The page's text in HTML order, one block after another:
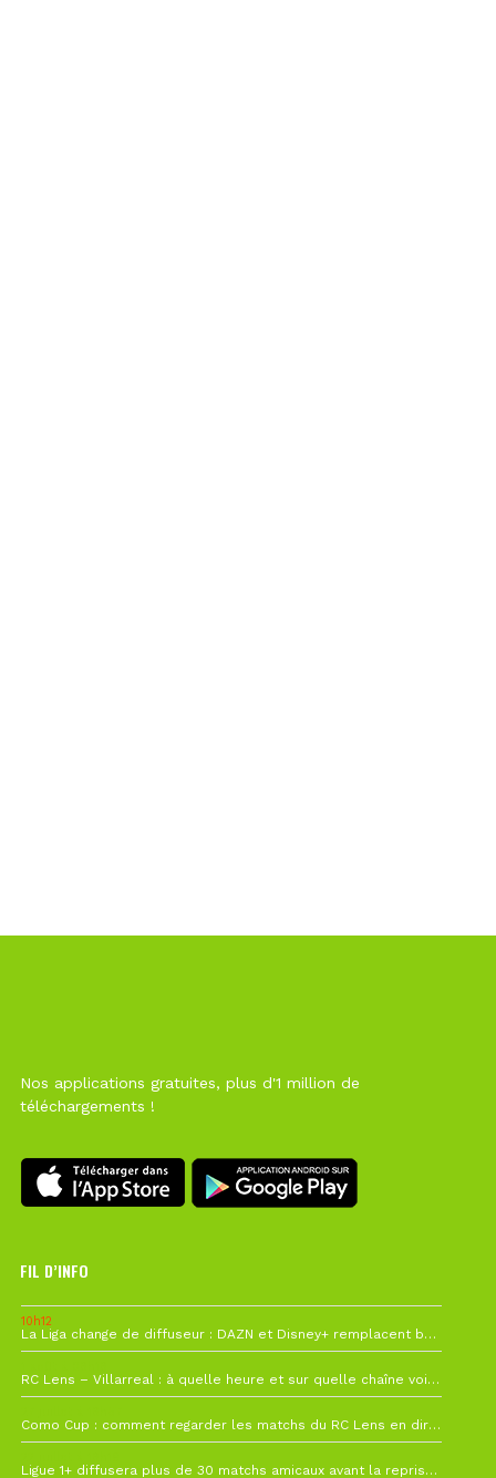
Nos applications gratuites, plus d'1 million de
téléchargements !
FIL D’INFO
10h12
La Liga change de diffuseur : DAZN et Disney+ remplacent beIN Sports !
RC Lens – Villarreal : à quelle heure et sur quelle chaîne voir la finale de la Como Cup ?
Como Cup : comment regarder les matchs du RC Lens en direct ?
Ligue 1+ diffusera plus de 30 matchs amicaux avant la reprise de la Ligue 1